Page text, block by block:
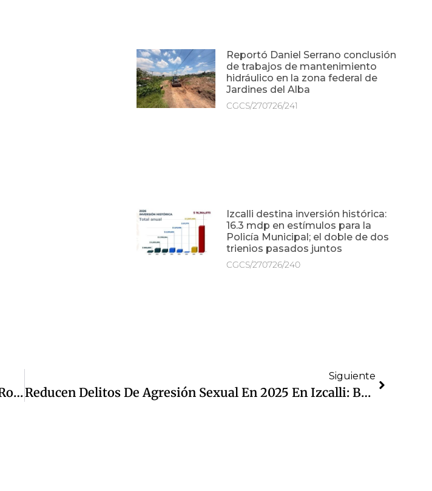
Reportó Daniel Serrano conclusión
de trabajos de mantenimiento
hidráulico en la zona federal de
Jardines del Alba
CGCS/270726/241
Izcalli destina inversión histórica:
16.3 mdp en estímulos para la
Policía Municipal; el doble de dos
trienios pasados juntos
CGCS/270726/240
Disminuye Robo En Izcalli: Baja 21% Robo A Casa, 18% Robo A Transeúnte Y 12.6% Robo En Transporte
Siguiente
Reducen Delitos De Agresión Sexual En 2025 En Izcalli: Baja 16.3% Acoso Sexual, 12.9% Abuso Sexual Y 3.5% Violación